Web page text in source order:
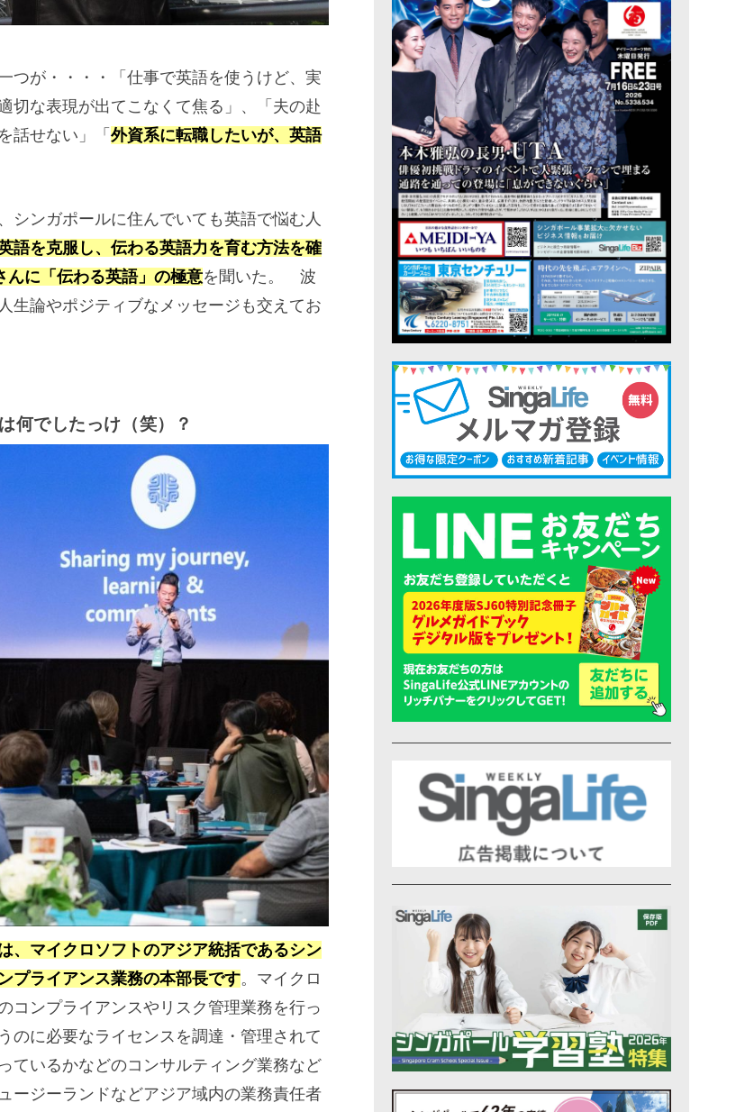
つが・・・・「仕事で英語を使うけど、実
切な表現が出てこなくて焦る」、「夫の赴
話せない」「 外資系に転職したいが、英語
シンガポールに住んでいても英語で悩む人
語を克服し、伝わる英語力を育む方法を確
んに「伝わる英語」の極意を聞いた。 波
生論やポジティブなメッセージも交えてお
何でしたっけ（笑）？
、マイクロソフトのアジア統括であるシン
プライアンス業務の本部長です。マイクロ
コンプライアンスやリスク管理業務を行っ
のに必要なライセンスを調達・管理されて
ているかなどのコンサルティング業務など
ージーランドなどアジア域内の業務責任者